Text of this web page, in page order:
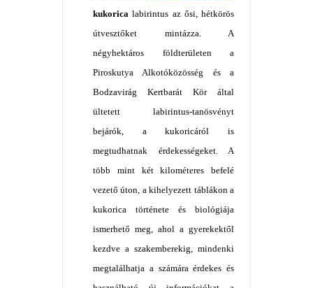
kukoricalabirintus az ősi, hétkörös
útvesztőket mintázza. A
négyhektáros földterületen a
Piroskutya Alkotóközösség és a
Bodzavirág Kertbarát Kör által
ültetett labirintus-tanösvényt
bejárók, a kukoricáról is
megtudhatnak érdekességeket. A
több mint két kilométeres befelé
vezető úton, a kihelyezett táblákon a
kukorica története és biológiája
ismerhető meg, ahol a gyerekektől
kezdve a szakemberekig, mindenki
megtalálhatja a számára érdekes és